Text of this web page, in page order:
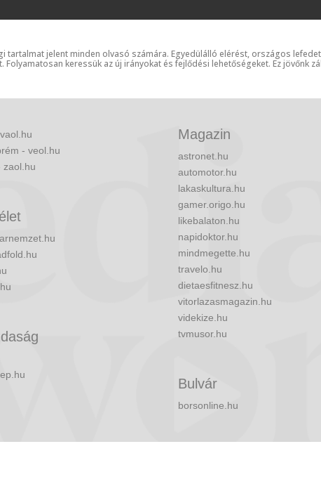
tartalmat jelent minden olvasó számára. Egyedülálló elérést, országos
Folyamatosan keressük az új irányokat és fejlődési lehetőségeket. Ez jövőnk
- veol.hu
zaol.hu
Magazin
astronet.hu
automotor.hu
lakaskultura.hu
gamer.origo.hu
likebalaton.hu
napidoktor.hu
mindmegette.hu
travelo.hu
dietaesfitnesz.hu
vitorlazasmagazin.hu
videkize.hu
tvmusor.hu
Bulvár
borsonline.hu